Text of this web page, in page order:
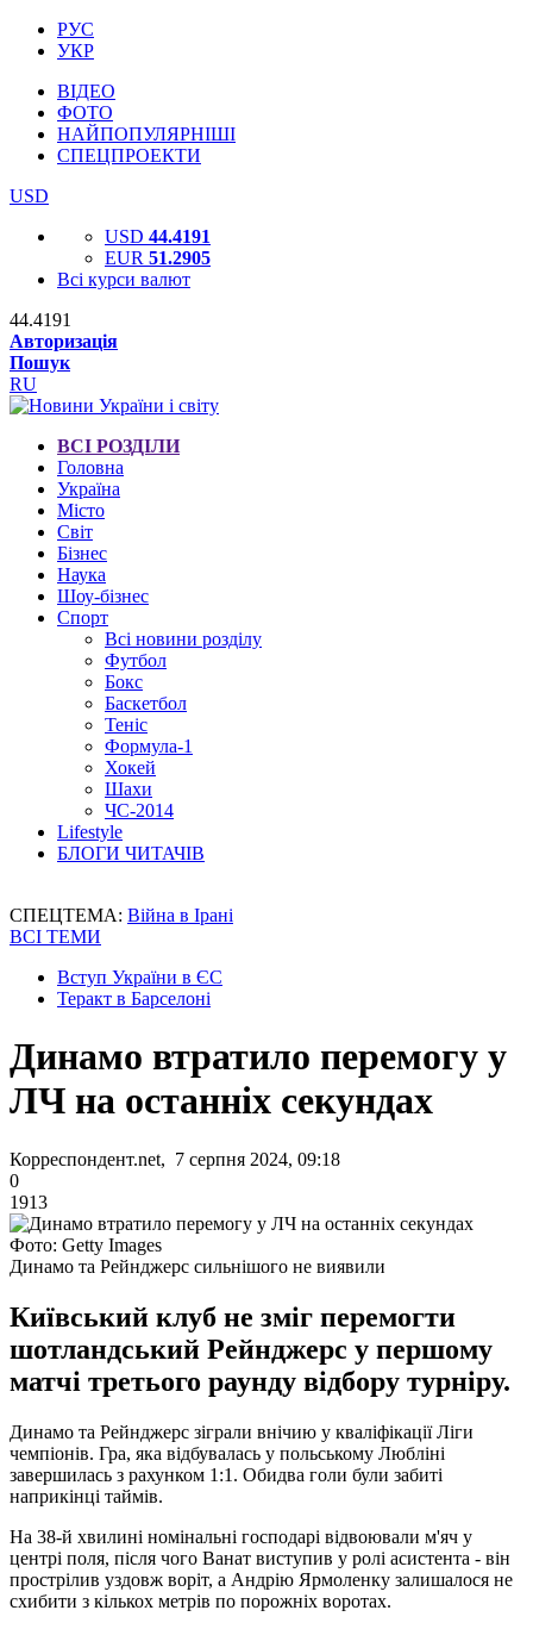
РУС
УКР
ВІДЕО
ФОТО
НАЙПОПУЛЯРНІШІ
СПЕЦПРОЕКТИ
USD
USD 44.4191
EUR 51.2905
Всі курси валют
44.4191
Авторизація
Пошук
RU
ВСІ РОЗДІЛИ
Головна
Україна
Місто
Світ
Бізнес
Наука
Шоу-бізнес
Спорт
Всі новини розділу
Футбол
Бокс
Баскетбол
Теніс
Формула-1
Хокей
Шахи
ЧС-2014
Lifestyle
БЛОГИ ЧИТАЧІВ
СПЕЦТЕМА: Війна в Ірані
ВСІ ТЕМИ
Вступ України в ЄС
Теракт в Барселоні
Динамо втратило перемогу у
ЛЧ на останніх секундах
Корреспондент.net, 7 серпня 2024, 09:18
0
1913
Фото: Getty Images
Динамо та Рейнджерс сильнішого не виявили
Київський клуб не зміг перемогти
шотландський Рейнджерс у першому
матчі третього раунду відбору турніру.
Динамо та Рейнджерс зіграли внічию у кваліфікації Ліги
чемпіонів. Гра, яка відбувалась у польському Любліні
завершилась з рахунком 1:1. Обидва голи були забиті
наприкінці таймів.
На 38-й хвилині номінальні господарі відвоювали м'яч у
центрі поля, після чого Ванат виступив у ролі асистента - він
прострілив уздовж воріт, а Андрію Ярмоленку залишалося не
схибити з кількох метрів по порожніх воротах.